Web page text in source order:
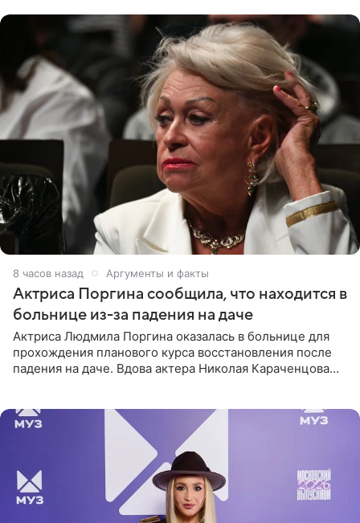
8 часов назад Аргументы и факты
Актриса Поргина сообщила, что находится в
больнице из-за падения на даче
Актриса Людмила Поргина оказалась в больнице для
прохождения планового курса восстановления после
падения на даче. Вдова актера Николая Караченцова